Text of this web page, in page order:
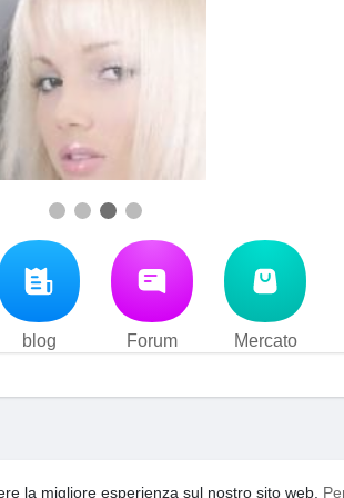
la migliore esperienza sul nostro sito web.
blog Forum Mercato
· Contattaci · Su di noi · blog · Forum